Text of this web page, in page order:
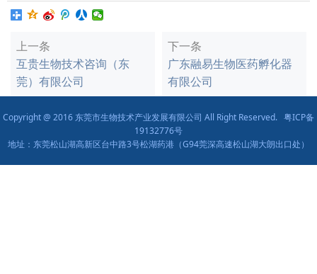
上一条
互贵生物技术咨询（东
莞）有限公司
下一条
广东融易生物医药孵化器
有限公司
Copyright @ 2016 东莞市生物技术产业发展有限公司 All Right Reserved. 粤ICP备
19132776号
地址：东莞松山湖高新区台中路3号松湖药港（G94莞深高速松山湖大朗出口处）